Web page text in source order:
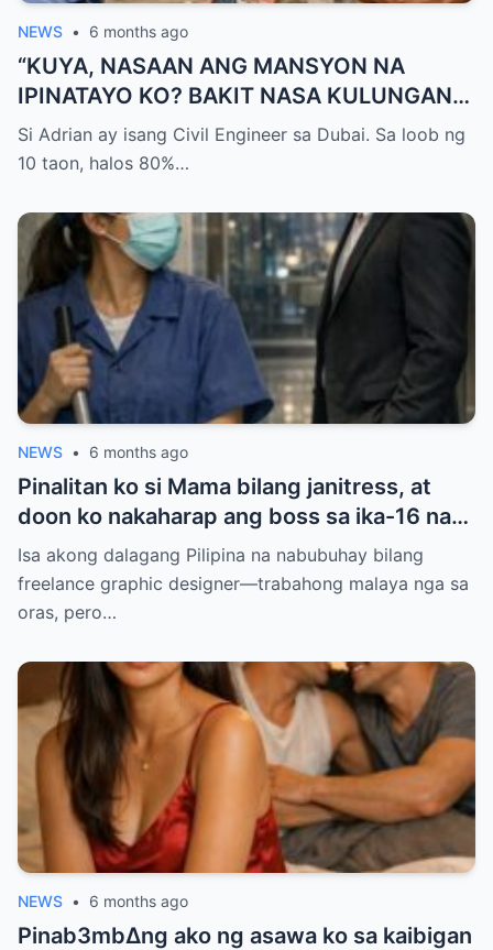
NEWS • 6 months ago
“KUYA, NASAAN ANG MANSYON NA
IPINATAYO KO? BAKIT NASA KULUNGAN
KA NG BABOY NATUTULOG?!” — GALIT NA
SIGAW NG OFW NA UMUWI, PERO
NANG IABOT NG KUYA ANG ISANG SUSI
AT SABIHING: “PARA HINDI KA NA MULING
UMALIS.”
Si Adrian ay isang Civil Engineer sa Dubai. Sa loob ng
10 taon, halos 80%…
NEWS • 6 months ago
Pinalitan ko si Mama bilang janitress, at
doon ko nakaharap ang boss sa ika-16 na
palapag — ang lalaking pinag-uusapang
‘baliw’ at ‘may diperensya’. Balak ko sana
siyang iwasan para makaiwas sa gulo, pero
ba?’ ang dahilan kung bakit ako natigilan…
Isa akong dalagang Pilipina na nabubuhay bilang
freelance graphic designer—trabahong malaya nga sa
oras, pero…
NEWS • 6 months ago
Pinab3mb∆ng ako ng asawa ko sa kaibigan